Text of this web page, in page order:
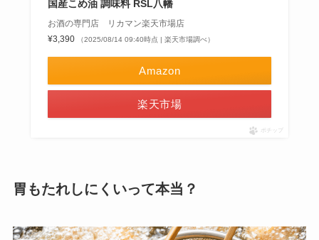
国産こめ油 調味料 RSL八幡
お酒の専門店 リカマン楽天市場店
¥3,390
（2025/08/14 09:40時点 | 楽天市場調べ）
Amazon
楽天市場
ポチップ
胃もたれしにくいって本当？